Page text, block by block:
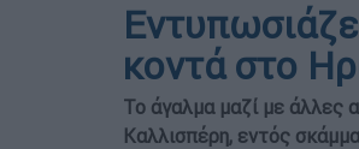
κοντά στο
Το άγαλμα μαζί με άλλες
Καλλισπέρη, εντός